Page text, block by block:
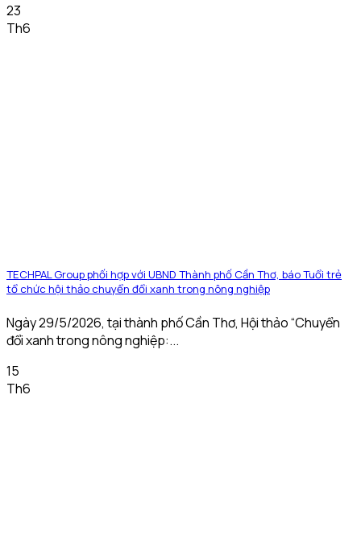
23
Th6
TECHPAL Group phối hợp với UBND Thành phố Cần Thơ, báo Tuổi trẻ
tổ chức hội thảo chuyển đổi xanh trong nông nghiệp
Ngày 29/5/2026, tại thành phố Cần Thơ, Hội thảo “Chuyển
đổi xanh trong nông nghiệp:...
15
Th6